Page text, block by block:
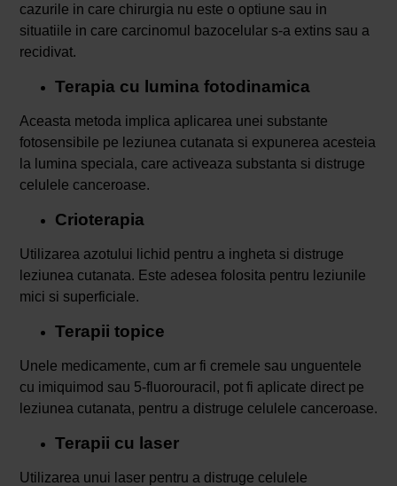
cazurile in care chirurgia nu este o optiune sau in
situatiile in care carcinomul bazocelular s-a extins sau a
recidivat.
Terapia cu lumina fotodinamica
Aceasta metoda implica aplicarea unei substante
fotosensibile pe leziunea cutanata si expunerea acesteia
la lumina speciala, care activeaza substanta si distruge
celulele canceroase.
Crioterapia
Utilizarea azotului lichid pentru a ingheta si distruge
leziunea cutanata. Este adesea folosita pentru leziunile
mici si superficiale.
Terapii topice
Unele medicamente, cum ar fi cremele sau unguentele
cu imiquimod sau 5-fluorouracil, pot fi aplicate direct pe
leziunea cutanata, pentru a distruge celulele canceroase.
Terapii cu laser
Utilizarea unui laser pentru a distruge celulele